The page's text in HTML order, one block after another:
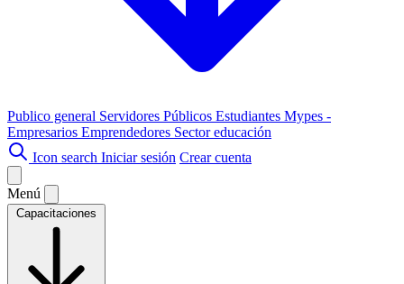
Publico general Servidores Públicos Estudiantes Mypes -
Empresarios Emprendedores Sector educación
Icon search Iniciar sesión Crear cuenta
Menú
Capacitaciones